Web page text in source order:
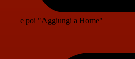
e poi "Aggiungi a Home"